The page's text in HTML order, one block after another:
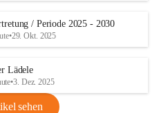
/ Periode 2025 - 2030
•29. Okt. 2025
Lädele
•3. Dez. 2025
sehen